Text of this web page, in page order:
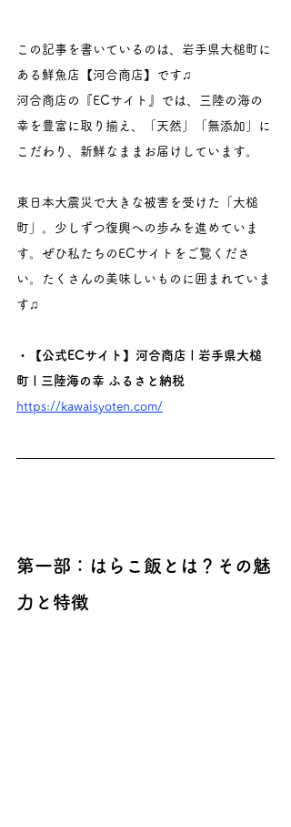
この記事を書いているのは、岩手県大槌町に
ある鮮魚店【河合商店】です♫
河合商店の『ECサイト』では、三陸の海の
幸を豊富に取り揃え、「天然」「無添加」に
こだわり、新鮮なままお届けしています。
東日本大震災で大きな被害を受けた「大槌
町」。少しずつ復興への歩みを進めていま
す。ぜひ私たちのECサイトをご覧くださ
い。たくさんの美味しいものに囲まれていま
す♫
・【公式ECサイト】河合商店 | 岩手県大槌
町 | 三陸海の幸 ふるさと納税
https://kawaisyoten.com/
第一部：はらこ飯とは？その魅
力と特徴